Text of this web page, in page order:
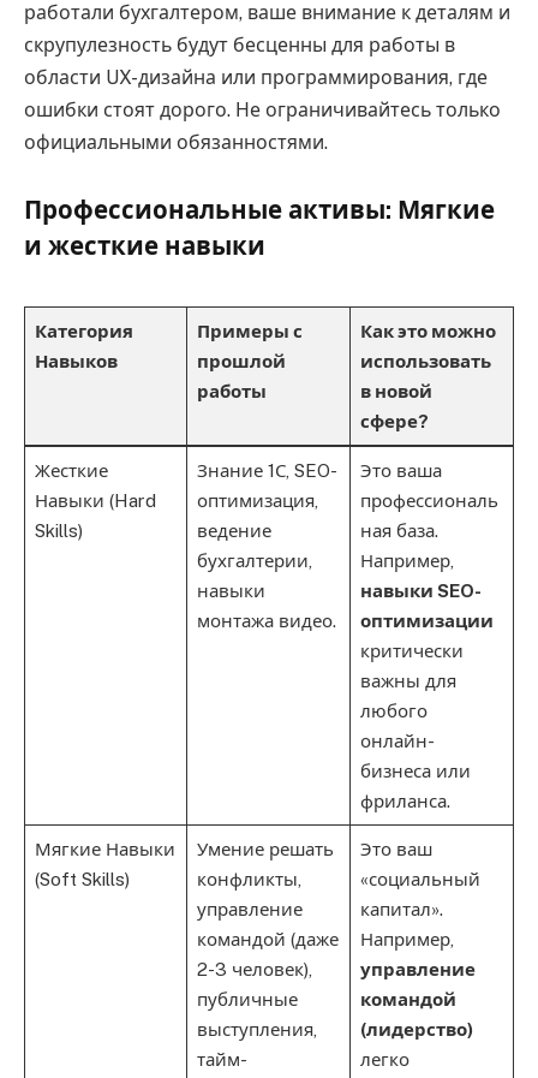
работали бухгалтером, ваше внимание к деталям и
скрупулезность будут бесценны для работы в
области UX-дизайна или программирования, где
ошибки стоят дорого. Не ограничивайтесь только
официальными обязанностями.
Профессиональные активы: Мягкие
и жесткие навыки
Категория
Навыков
Примеры с
прошлой
работы
Как это можно
использовать
в новой
сфере?
Жесткие
Навыки (Hard
Skills)
Знание 1С, SEO-
оптимизация,
ведение
бухгалтерии,
навыки
монтажа видео.
Это ваша
профессиональ
ная база.
Например,
навыки SEO-
оптимизации
критически
важны для
любого
онлайн-
бизнеса или
фриланса.
Мягкие Навыки
(Soft Skills)
Умение решать
конфликты,
управление
командой (даже
2-3 человек),
публичные
выступления,
тайм-
Это ваш
«социальный
капитал».
Например,
управление
командой
(лидерство)
легко